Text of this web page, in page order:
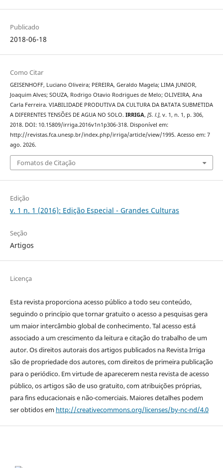
Publicado
2018-06-18
Como Citar
GEISENHOFF, Luciano Oliveira; PEREIRA, Geraldo Magela; LIMA JUNIOR,
Joaquim Alves; SOUZA, Rodrigo Otavio Rodrigues de Melo; OLIVEIRA, Ana
Carla Ferreira. VIABILIDADE PRODUTIVA DA CULTURA DA BATATA SUBMETIDA
A DIFERENTES TENSÕES DE AGUA NO SOLO. IRRIGA, [S. l.], v. 1, n. 1, p. 306,
2018. DOI: 10.15809/irriga.2016v1n1p306-318. Disponível em:
http://revistas.fca.unesp.br/index.php/irriga/article/view/1995. Acesso em: 7
ago. 2026.
Fomatos de Citação
Edição
v. 1 n. 1 (2016): Edição Especial - Grandes Culturas
Seção
Artigos
Licença
Esta revista proporciona acesso público a todo seu conteúdo,
seguindo o princípio que tornar gratuito o acesso a pesquisas gera
um maior intercâmbio global de conhecimento. Tal acesso está
associado a um crescimento da leitura e citação do trabalho de um
autor. Os direitos autorais dos artigos publicados na Revista Irriga
são de propriedade dos autores, com direitos de primeira publicação
para o periódico. Em virtude de aparecerem nesta revista de acesso
público, os artigos são de uso gratuito, com atribuições próprias,
para fins educacionais e não-comerciais. Maiores detalhes podem
ser obtidos em http://creativecommons.org/licenses/by-nc-nd/4.0